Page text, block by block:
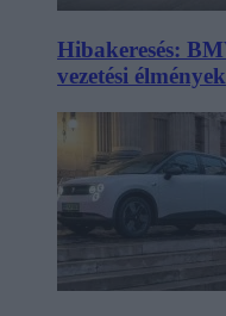
Hibakeresés:
vezetési élmények